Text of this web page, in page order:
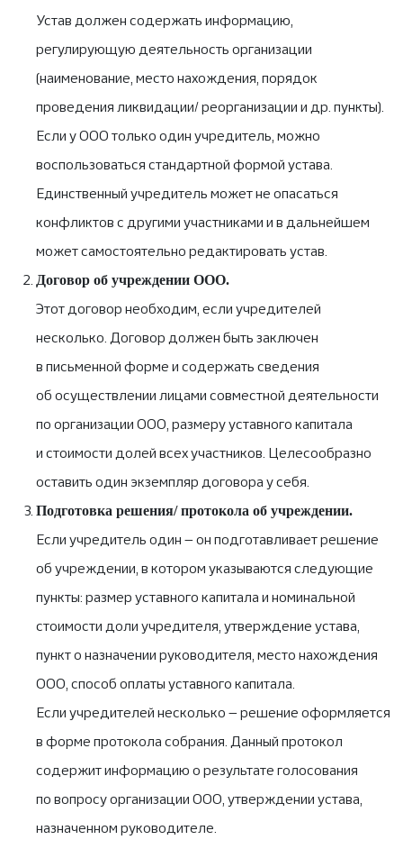
Устав должен содержать информацию,
регулирующую деятельность организации
(наименование, место нахождения, порядок
проведения ликвидации/ реорганизации и др. пункты).
Если у ООО только один учредитель, можно
воспользоваться стандартной формой устава.
Единственный учредитель может не опасаться
конфликтов с другими участниками и в дальнейшем
может самостоятельно редактировать устав.
Договор об учреждении ООО.
Этот договор необходим, если учредителей
несколько. Договор должен быть заключен
в письменной форме и содержать сведения
об осуществлении лицами совместной деятельности
по организации ООО, размеру уставного капитала
и стоимости долей всех участников. Целесообразно
оставить один экземпляр договора у себя.
Подготовка решения/ протокола об учреждении.
Если учредитель один — он подготавливает решение
об учреждении, в котором указываются следующие
пункты: размер уставного капитала и номинальной
стоимости доли учредителя, утверждение устава,
пункт о назначении руководителя, место нахождения
ООО, способ оплаты уставного капитала.
Если учредителей несколько — решение оформляется
в форме протокола собрания. Данный протокол
содержит информацию о результате голосования
по вопросу организации ООО, утверждении устава,
назначенном руководителе.